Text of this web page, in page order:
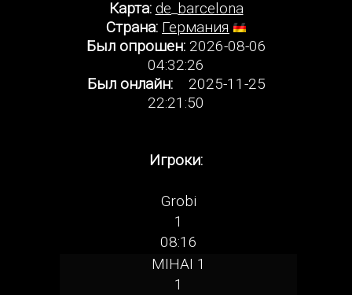
Карта: de_barcelona
Страна: Германия
Был опрошен:2026-08-06
04:32:26
Был онлайн:2025-11-25
22:21:50
Игроки:
Grobi
1
08:16
MIHAI 1
1